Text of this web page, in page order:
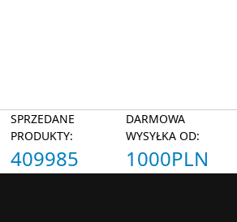
SPRZEDANE
PRODUKTY:
409985
DARMOWA
WYSYŁKA OD:
1000PLN